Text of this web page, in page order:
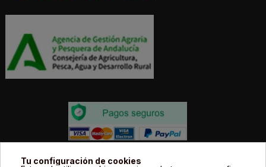
Todos los precios estás expresados en Euros e
Tu configuración de cookies